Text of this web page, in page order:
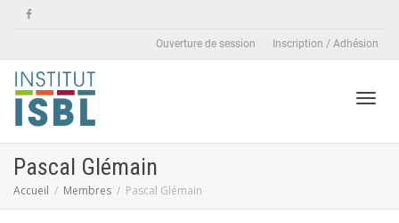
Ouverture de session Inscription / Adhésion
Pascal Glémain
Accueil Membres Pascal Glémain